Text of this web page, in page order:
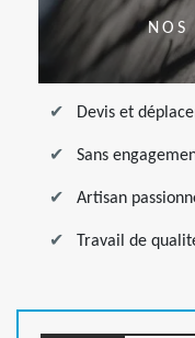
NOS
Devis et
Sans
Artisan
Travail de